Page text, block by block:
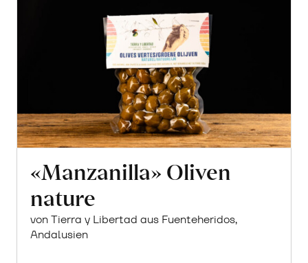
«Manzanilla» Oliven
nature
von Tierra y Libertad aus Fuenteheridos,
Andalusien